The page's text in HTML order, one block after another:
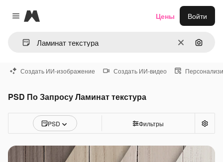
Close menu
Magnific
ОчиститьПоиск
Цены Войти
Создать ИИ-изображение Создать ИИ-видео
PSD По Запросу Ламинат текстура
PSD Фильтры